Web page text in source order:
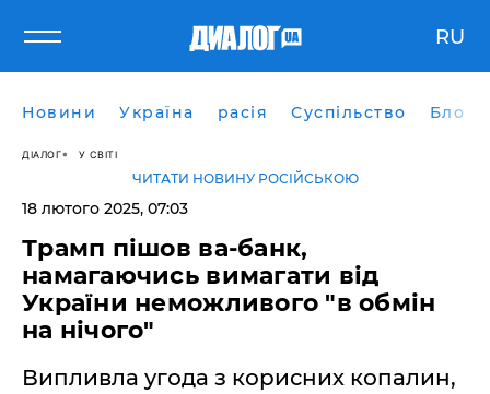
RU
Новини Україна расія Суспільство Блоги
ДІАЛОГ У СВІТІ
ЧИТАТИ НОВИНУ РОСІЙСЬКОЮ
18 лютого 2025, 07:03
Трамп пішов ва-банк,
намагаючись вимагати від
України неможливого "в обмін
на нічого"
Випливла угода з корисних копалин,